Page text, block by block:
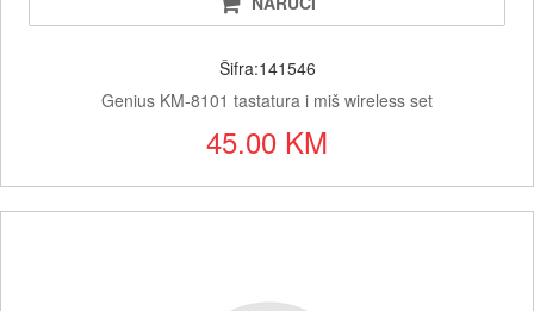
Šifra:141546
Genius KM-8101 tastatura i miš wireless set
45.00 KM